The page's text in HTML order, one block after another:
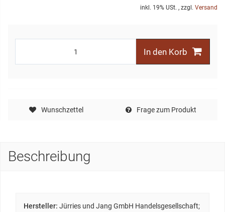
inkl. 19% USt. , zzgl. Versand
In den Korb
Wunschzettel Frage zum Produkt
Beschreibung
Hersteller: Jürries und Jang GmbH Handelsgesellschaft;